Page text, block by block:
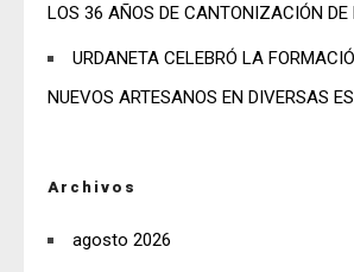
LOS 36 AÑOS DE CANTONIZACIÓN DE
URDANETA CELEBRÓ LA
NUEVOS ARTESANOS EN DIVERSAS
Archivos
agosto 2026